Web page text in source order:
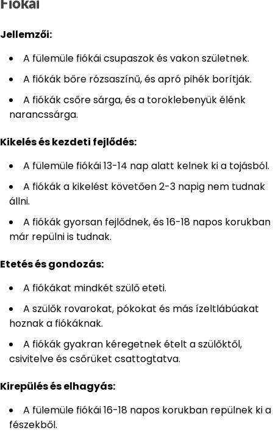
Fiókái
Jellemzői:
A fülemüle fiókái csupaszok és vakon születnek.
A fiókák bőre rózsaszínű, és apró pihék borítják.
A fiókák csőre sárga, és a toroklebenyük élénk
narancssárga.
Kikelés és kezdeti fejlődés:
A fülemüle fiókái 13-14 nap alatt kelnek ki a tojásból.
A fiókák a kikelést követően 2-3 napig nem tudnak
állni.
A fiókák gyorsan fejlődnek, és 16-18 napos korukban
már repülni is tudnak.
Etetés és gondozás:
A fiókákat mindkét szülő eteti.
A szülők rovarokat, pókokat és más ízeltlábúakat
hoznak a fiókáknak.
A fiókák gyakran kéregetnek ételt a szülőktől,
csivitelve és csőrüket csattogtatva.
Kirepülés és elhagyás:
A fülemüle fiókái 16-18 napos korukban repülnek ki a
fészekből.